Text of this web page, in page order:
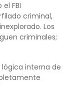
FBI
criminal,
Los
criminales;
interna de